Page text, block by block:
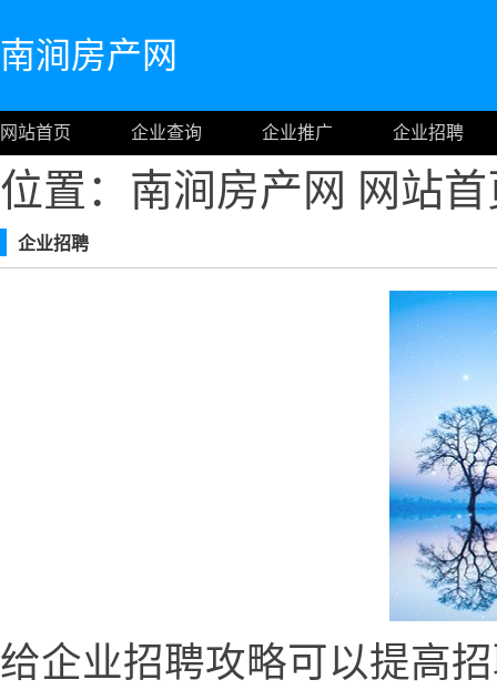
南涧房产网
网站首页 企业查询 企业推广 企业招聘
位置：南涧房产网 网站
企业招聘
给企业招聘攻略可以提高